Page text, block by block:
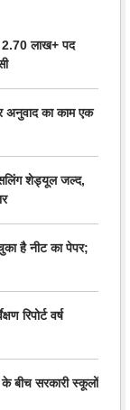
लाख+ पद
का काम एक
शेड्यूल जल्द,
है नीट का पेपर;
रिपोर्ट वर्ष
सरकारी स्कूलों